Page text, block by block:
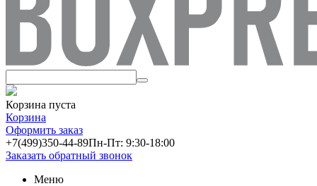
Корзина пуста
Корзина
Оформить заказ
+7(499)350-44-89Пн-Пт: 9:30-18:00
Заказать обратный звонок
Меню